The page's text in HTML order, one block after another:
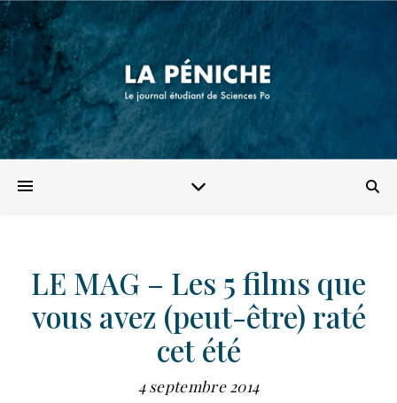
LE MAG – Les 5 films que
vous avez (peut-être) raté
cet été
4 septembre 2014